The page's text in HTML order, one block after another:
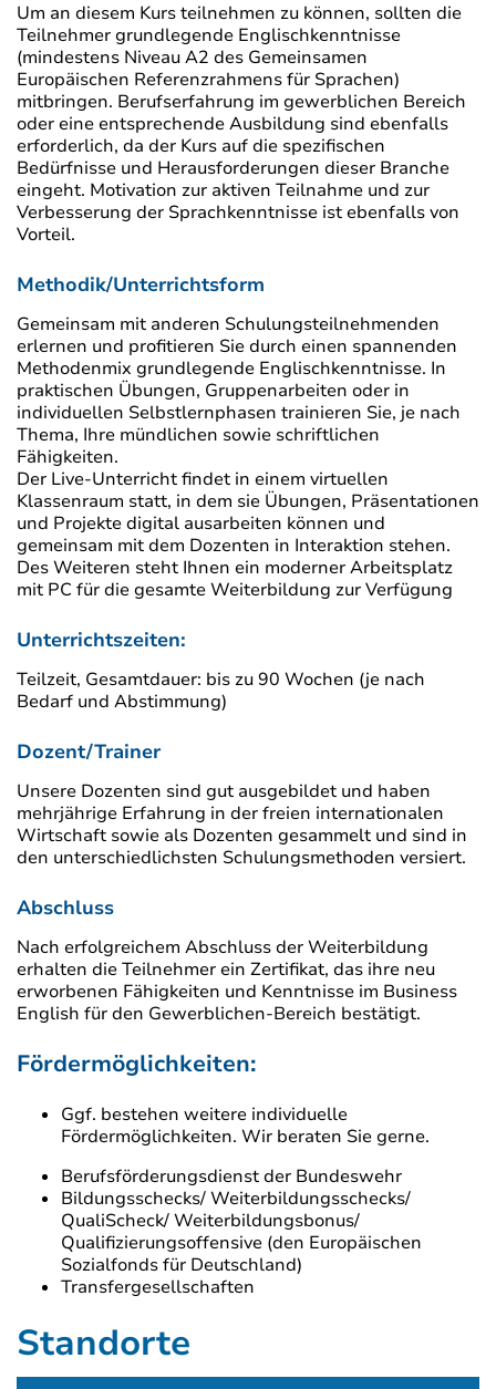
Um an diesem Kurs teilnehmen zu können, sollten die
Teilnehmer grundlegende Englischkenntnisse
(mindestens Niveau A2 des Gemeinsamen
Europäischen Referenzrahmens für Sprachen)
mitbringen. Berufserfahrung im gewerblichen Bereich
oder eine entsprechende Ausbildung sind ebenfalls
erforderlich, da der Kurs auf die spezifischen
Bedürfnisse und Herausforderungen dieser Branche
eingeht. Motivation zur aktiven Teilnahme und zur
Verbesserung der Sprachkenntnisse ist ebenfalls von
Vorteil.
Methodik/Unterrichtsform
Gemeinsam mit anderen Schulungsteilnehmenden
erlernen und profitieren Sie durch einen spannenden
Methodenmix grundlegende Englischkenntnisse. In
praktischen Übungen, Gruppenarbeiten oder in
individuellen Selbstlernphasen trainieren Sie, je nach
Thema, Ihre mündlichen sowie schriftlichen
Fähigkeiten.
Der Live-Unterricht findet in einem virtuellen
Klassenraum statt, in dem sie Übungen, Präsentationen
und Projekte digital ausarbeiten können und
gemeinsam mit dem Dozenten in Interaktion stehen.
Des Weiteren steht Ihnen ein moderner Arbeitsplatz
mit PC für die gesamte Weiterbildung zur Verfügung
Unterrichtszeiten:
Teilzeit, Gesamtdauer: bis zu 90 Wochen (je nach
Bedarf und Abstimmung)
Dozent/Trainer
Unsere Dozenten sind gut ausgebildet und haben
mehrjährige Erfahrung in der freien internationalen
Wirtschaft sowie als Dozenten gesammelt und sind in
den unterschiedlichsten Schulungsmethoden versiert.
Abschluss
Nach erfolgreichem Abschluss der Weiterbildung
erhalten die Teilnehmer ein Zertifikat, das ihre neu
erworbenen Fähigkeiten und Kenntnisse im Business
English für den Gewerblichen-Bereich bestätigt.
Fördermöglichkeiten:
Ggf. bestehen weitere individuelle
Fördermöglichkeiten. Wir beraten Sie gerne.
Berufsförderungsdienst der Bundeswehr
Bildungsschecks/ Weiterbildungsschecks/
QualiScheck/ Weiterbildungsbonus/
Qualifizierungsoffensive (den Europäischen
Sozialfonds für Deutschland)
Transfergesellschaften
Standorte